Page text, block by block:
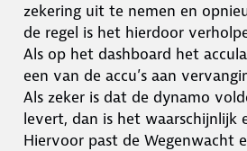
zekering uit te nemen en
de regel is het hierdoor
Als op het dashboard het
een van de accu’s aan
Als zeker is dat de dynamo
levert, dan is het waarschijnlijk
Hiervoor past de Wegenwacht